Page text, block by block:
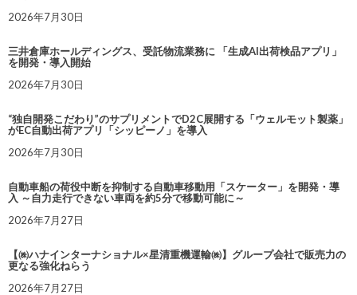
2026年7月30日
三井倉庫ホールディングス、受託物流業務に 「生成AI出荷検品アプリ」
を開発・導入開始
2026年7月30日
“独自開発こだわり”のサプリメントでD2C展開する「ウェルモット製薬」
がEC自動出荷アプリ「シッピーノ」を導入
2026年7月30日
自動車船の荷役中断を抑制する自動車移動用「スケーター」を開発・導
入 ～自力走行できない車両を約5分で移動可能に～
2026年7月27日
【㈱ハナインターナショナル×星清重機運輸㈱】グループ会社で販売力の
更なる強化ねらう
2026年7月27日